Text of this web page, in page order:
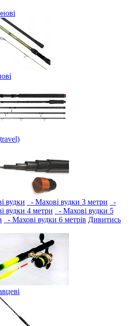
вудки - Махові вудки 3 метри
-
вудки 4 метри
- Махові вудки 5
- Махові вудки 6 метрів Дивитись